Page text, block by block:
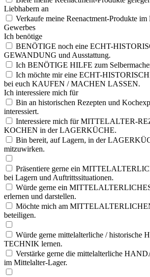
Liebhabern an
Verkaufe meine Reenactment-Produkte im
Gewerbes
Ich benötige
BENÖTIGE noch eine ECHT-
GEWANDUNG und Ausstattung.
Ich BENÖTIGE HILFE zum
Ich möchte mir eine ECHT-
bei euch KAUFEN / MACHEN LASSEN.
Ich interessiere mich für
Bin an historischen Rezepten und
interessiert.
Interessiere mich für MITTELALTER-
KOCHEN in der LAGERKÜCHE.
Bin bereit, auf Lagern, in der
mitzuwirken.
Präsentiere gerne ein
bei Lagern und Auftrittssituationen.
Würde gerne ein
erlernen und darstellen.
Möchte mich am
beteiligen.
Würde gerne mittelalterliche / historische
TECHNIK lernen.
Verstärke gerne die mittelalterliche
im Mittelalter-Lager.